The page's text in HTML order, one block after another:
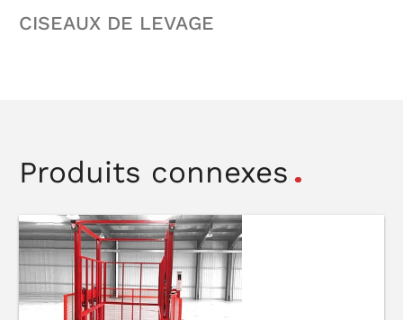
CISEAUX DE LEVAGE
Produits connexes